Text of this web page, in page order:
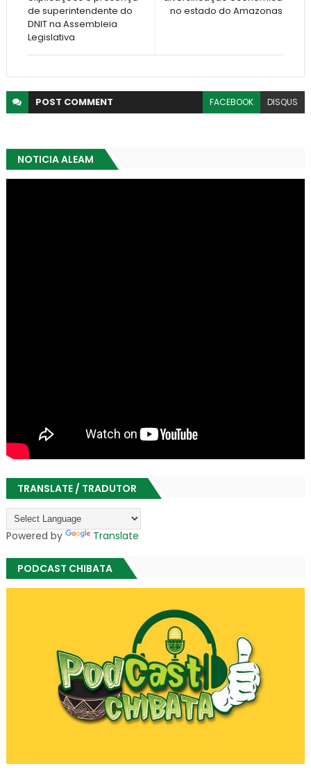
no estado do Amazonas
de superintendente do
DNIT na Assembleia
Legislativa
POST COMMENT FACEBOOK DISQUS
NOTICIA ALEAM
TRANSLATE / TRADUTOR
Powered by Translate
PODCAST CHIBATA